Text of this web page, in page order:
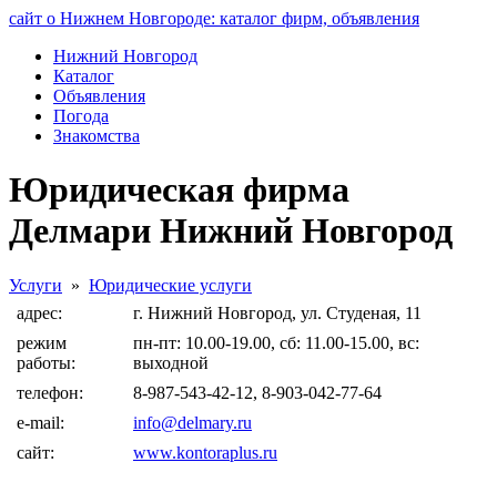
сайт о Нижнем Новгороде: каталог фирм, объявления
Нижний Новгород
Каталог
Объявления
Погода
Знакомства
Юридическая фирма
Делмари Нижний Новгород
Услуги » Юридические услуги
адрес:
г. Нижний Новгород, ул. Студеная, 11
режим
работы:
пн-пт: 10.00-19.00, сб: 11.00-15.00, вс:
выходной
телефон:
8-987-543-42-12, 8-903-042-77-64
e-mail:
info@delmary.ru
сайт:
www.kontoraplus.ru